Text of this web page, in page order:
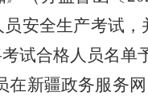
员安全生产考试，
试合格人员名单
在新疆政务服务网